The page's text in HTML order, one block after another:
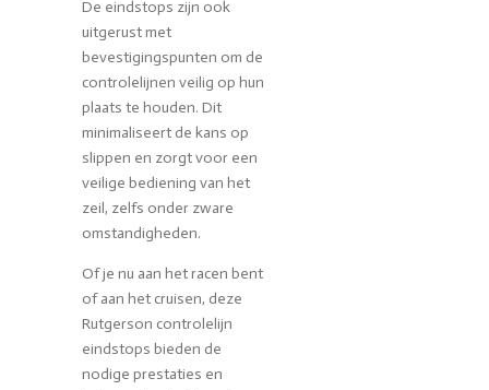
De eindstops zijn ook
uitgerust met
bevestigingspunten om de
controlelijnen veilig op hun
plaats te houden. Dit
minimaliseert de kans op
slippen en zorgt voor een
veilige bediening van het
zeil, zelfs onder zware
omstandigheden.
Of je nu aan het racen bent
of aan het cruisen, deze
Rutgerson controlelijn
eindstops bieden de
nodige prestaties en